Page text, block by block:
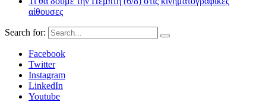
αίθουσες
Search for:
Facebook
Twitter
Instagram
LinkedIn
Youtube